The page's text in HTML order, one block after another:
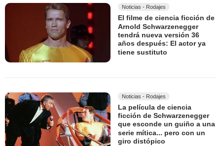
Noticias - Rodajes
El filme de ciencia ficción de
Arnold Schwarzenegger
tendrá nueva versión 36
años después: El actor ya
tiene sustituto
Noticias - Rodajes
La película de ciencia
ficción de Schwarzenegger
que esconde un guiño a una
serie mítica... pero con un
giro distópico